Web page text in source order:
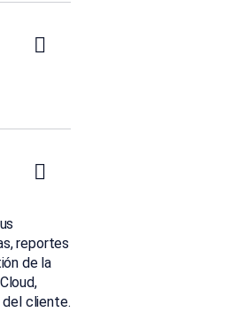
reportes
de la
Cloud,
del cliente.